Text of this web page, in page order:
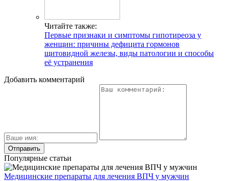
Читайте также:
Первые признаки и симптомы гипотиреоза у
женщин: причины дефицита гормонов
щитовидной железы, виды патологии и способы
её устранения
Добавить комментарий
Популярные статьи
Медицинские препараты для лечения ВПЧ у мужчин